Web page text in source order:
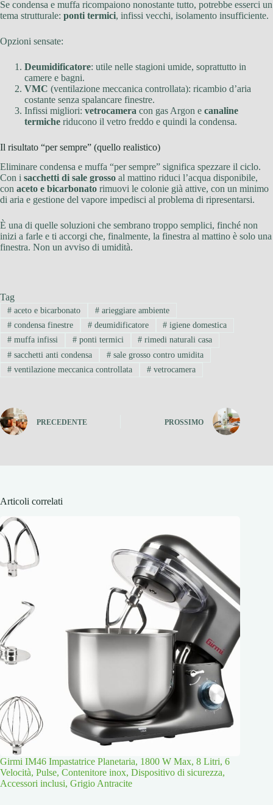
Se condensa e muffa ricompaiono nonostante tutto, potrebbe esserci un
tema strutturale: ponti termici, infissi vecchi, isolamento insufficiente.
Opzioni sensate:
Deumidificatore: utile nelle stagioni umide, soprattutto in
camere e bagni.
VMC (ventilazione meccanica controllata): ricambio d’aria
costante senza spalancare finestre.
Infissi migliori: vetrocamera con gas Argon e canaline
termiche riducono il vetro freddo e quindi la condensa.
Il risultato “per sempre” (quello realistico)
Eliminare condensa e muffa “per sempre” significa spezzare il ciclo.
Con i sacchetti di sale grosso al mattino riduci l’acqua disponibile,
con aceto e bicarbonato rimuovi le colonie già attive, con un minimo
di aria e gestione del vapore impedisci al problema di ripresentarsi.
È una di quelle soluzioni che sembrano troppo semplici, finché non
inizi a farle e ti accorgi che, finalmente, la finestra al mattino è solo una
finestra. Non un avviso di umidità.
Tag
#aceto e bicarbonato #arieggiare ambiente
#condensa finestre #deumidificatore # igiene domestica
#muffa infissi #ponti termici # rimedi naturali casa
#sacchetti anti condensa #sale grosso contro umidita
#ventilazione meccanica controllata #vetrocamera
PRECEDENTE PROSSIMO
Articoli correlati
Girmi IM46 Impastatrice Planetaria, 1800 W Max, 8 Litri, 6
Velocità, Pulse, Contenitore inox, Dispositivo di sicurezza,
Accessori inclusi, Grigio Antracite